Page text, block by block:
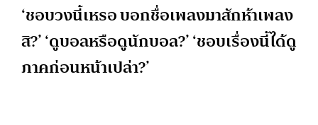
‘ชอบวงนี้เหรอ บอกชื่อเพลงมาสักห้าเพลง
สิ?’ ‘ดูบอลหรือดูนักบอล?’ ‘ชอบเรื่องนี้ได้ดู
ภาคก่อนหน้าเปล่า?’